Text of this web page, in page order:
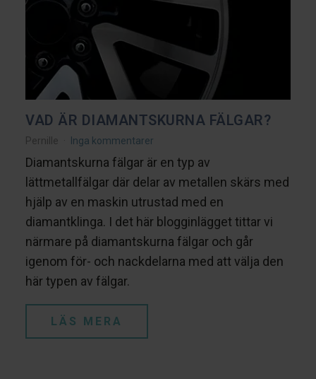
VAD ÄR DIAMANTSKURNA FÄLGAR?
Pernille Inga kommentarer
Diamantskurna fälgar är en typ av
lättmetallfälgar där delar av metallen skärs med
hjälp av en maskin utrustad med en
diamantklinga. I det här blogginlägget tittar vi
närmare på diamantskurna fälgar och går
igenom för- och nackdelarna med att välja den
här typen av fälgar.
LÄS MERA